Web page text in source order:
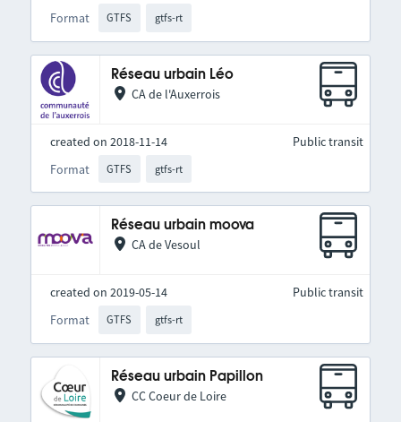
Format
GTFS gtfs-rt
Réseau urbain Léo
CA de l'Auxerrois
created on 2018-11-14
Format
GTFS gtfs-rt
Public transit
Réseau urbain moova
CA de Vesoul
created on 2019-05-14
Format
GTFS gtfs-rt
Public transit
Réseau urbain Papillon
CC Coeur de Loire